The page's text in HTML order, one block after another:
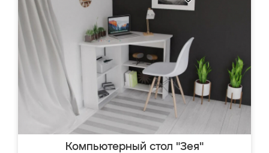
Компьютерный стол "Зея"